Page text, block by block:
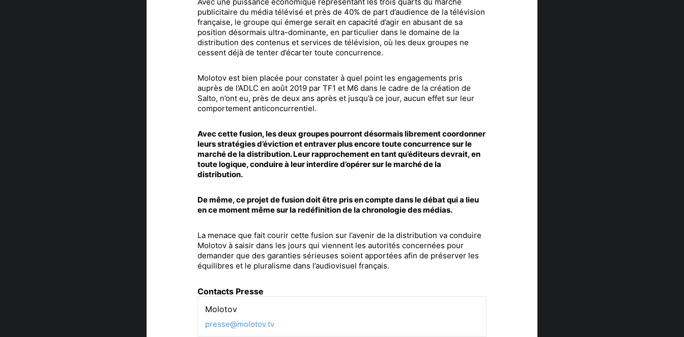
publicitaire du média télévisé et près de 40% de part d’audience de la télévision
française, le groupe qui émerge serait en capacité d’agir en abusant de sa
position désormais ultra-dominante, en particulier dans le domaine de la
distribution des contenus et services de télévision, où les deux groupes ne
cessent déjà de tenter d’écarter toute concurrence.
Molotov est bien placée pour constater à quel point les engagements pris
auprès de l’ADLC en août 2019 par TF1 et M6 dans le cadre de la création de
Salto, n’ont eu, près de deux ans après et jusqu’à ce jour, aucun effet sur leur
comportement anticoncurrentiel.
Avec cette fusion, les deux groupes pourront désormais librement coordonner
leurs stratégies d’éviction et entraver plus encore toute concurrence sur le
marché de la distribution. Leur rapprochement en tant qu’éditeurs devrait, en
toute logique, conduire à leur interdire d’opérer sur le marché de la
distribution.
De même, ce projet de fusion doit être pris en compte dans le débat qui a lieu
en ce moment même sur la redéfinition de la chronologie des médias.
La menace que fait courir cette fusion sur l’avenir de la distribution va conduire
Molotov à saisir dans les jours qui viennent les autorités concernées pour
demander que des garanties sérieuses soient apportées afin de préserver les
équilibres et le pluralisme dans l’audiovisuel français.
Contacts Presse
Molotov
presse@molotov.tv